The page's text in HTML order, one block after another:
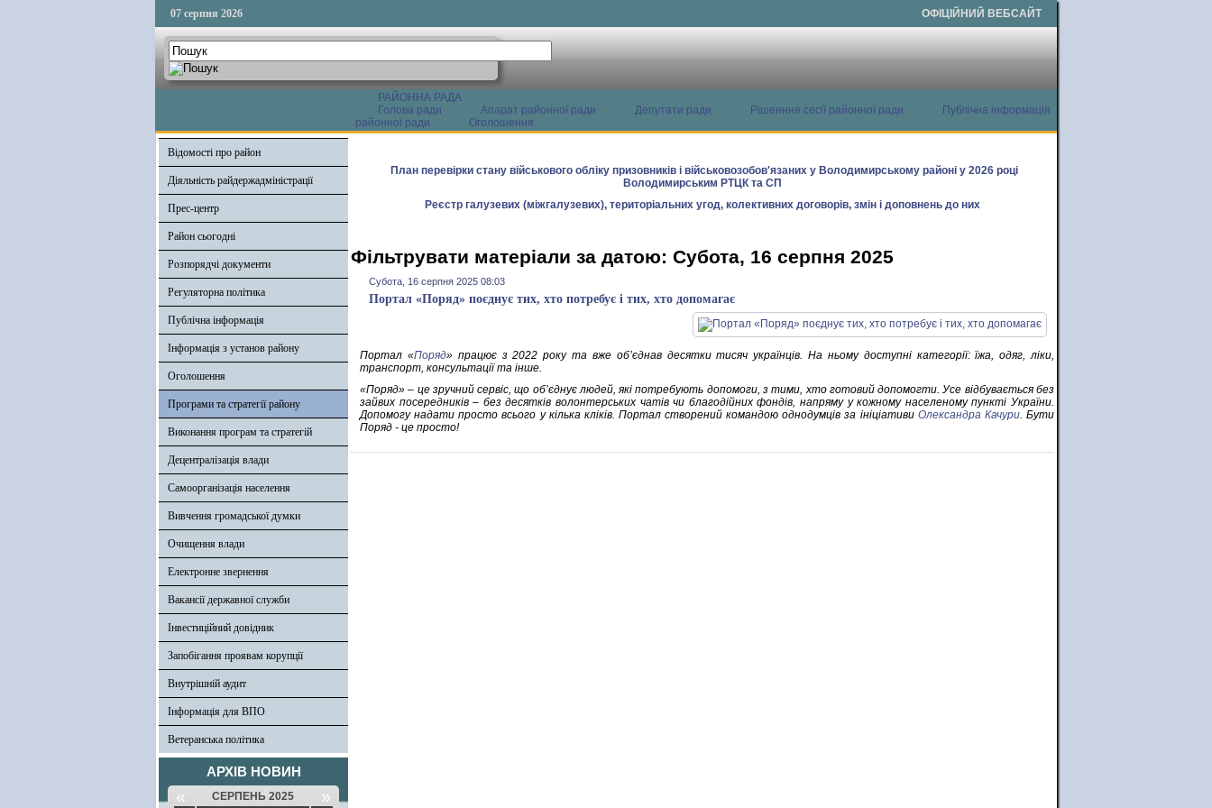
07 серпня 2026 ОФІЦІЙНИЙ ВЕБСАЙТ
РАЙОННА РАДА
Голова ради
Апарат районної ради Депутати ради Рішенння сесії районної ради
Публічна інформація
районної ради
Оголошення
Відомості про район
Діяльність райдержадміністрації
Прес-центр
Район сьогодні
Розпорядчі документи
Регуляторна політика
Публічна інформація
Інформація з установ району
Оголошення
Програми та стратегії району
Виконання програм та стратегій
Децентралізація влади
Самоорганізація населення
Вивчення громадської думки
Очищення влади
Електронне звернення
Вакансії державної служби
Інвестиційний довідник
Запобігання проявам корупції
Внутрішній аудит
Інформація для ВПО
Ветеранська політика
АРХІВ НОВИН
« СЕРПЕНЬ 2025 »
План перевірки стану військового обліку призовників і військовозобов'язаних у Володимирському районі у 2026 році
Володимирським РТЦК та СП
Реєстр галузевих (міжгалузевих), територіальних угод, колективних договорів, змін і доповнень до них
Фільтрувати матеріали за датою: Субота, 16 серпня 2025
Субота, 16 серпня 2025 08:03
Портал «Поряд» поєднує тих, хто потребує і тих, хто допомагає
Портал «Поряд» працює з 2022 року та вже обʼєднав десятки тисяч українців. На ньому доступні категорії: їжа, одяг, ліки,
транспорт, консультації та інше.
«Поряд» – це зручний сервіс, що об’єднує людей, які потребують допомоги, з тими, хто готовий допомогти. Усе відбувається без
зайвих посередників – без десятків волонтерських чатів чи благодійних фондів, напряму у кожному населеному пункті України.
Допомогу надати просто всього у кілька кліків. Портал створений командою однодумців за ініціативи Олександра Качури. Бути
Поряд - це просто!